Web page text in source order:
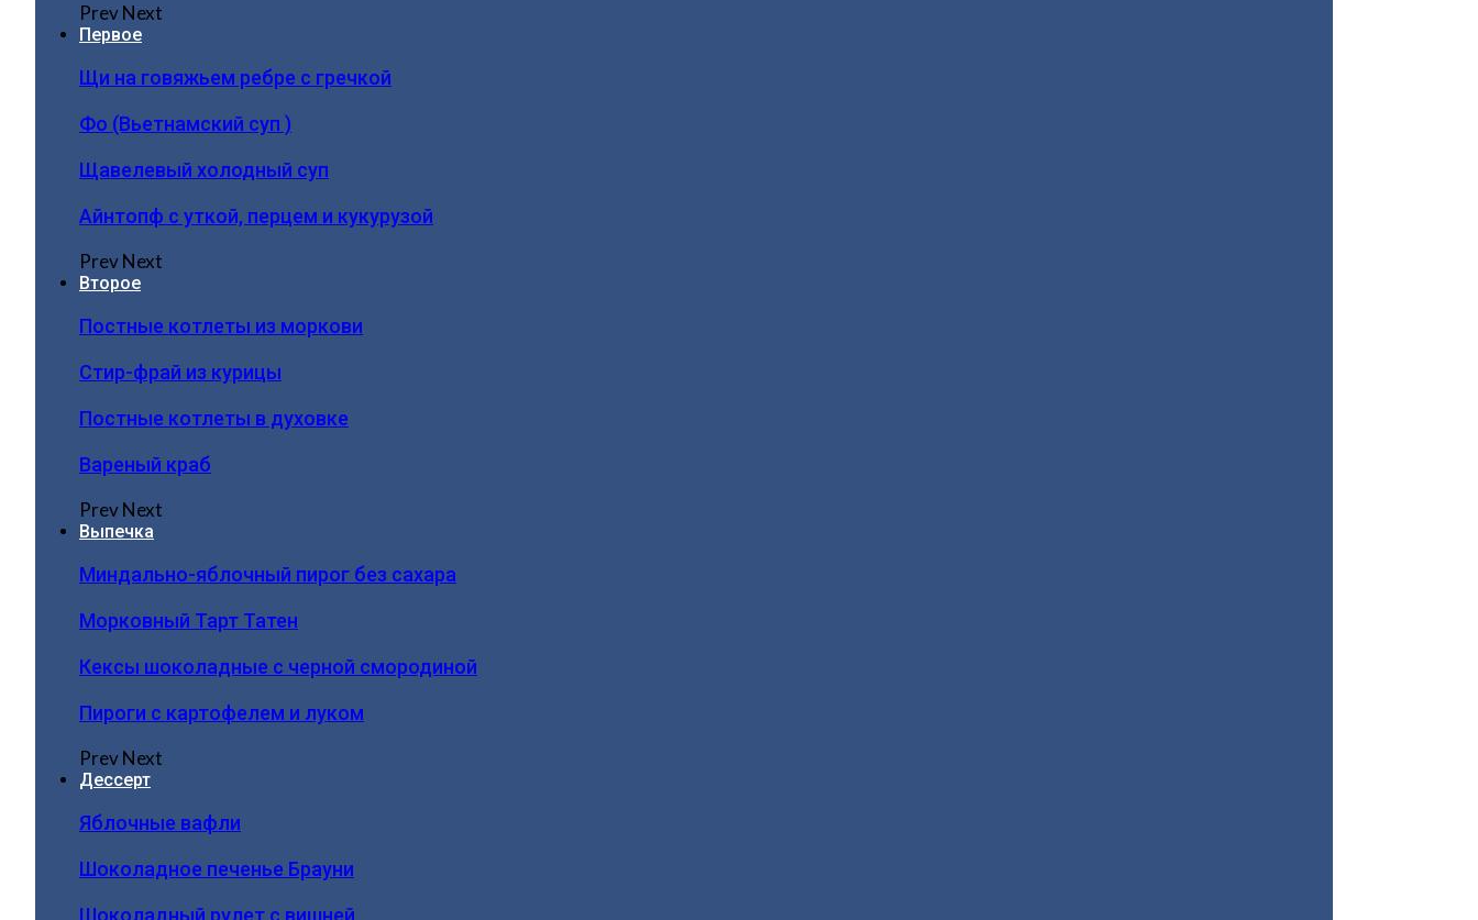
PrevNext
Первое
Щи на говяжьем ребре с гречкой
Фо (Вьетнамский суп )
Щавелевый холодный суп
Айнтопф с уткой, перцем и кукурузой
PrevNext
Второе
Постные котлеты из моркови
Стир-фрай из курицы
Постные котлеты в духовке
Вареный краб
PrevNext
Выпечка
Миндально-яблочный пирог без сахара
Морковный Тарт Татен
Кексы шоколадные с черной смородиной
Пироги c картофелем и луком
PrevNext
Дессерт
Яблочные вафли
Шоколадное печенье Брауни
Шоколадный рулет с вишней